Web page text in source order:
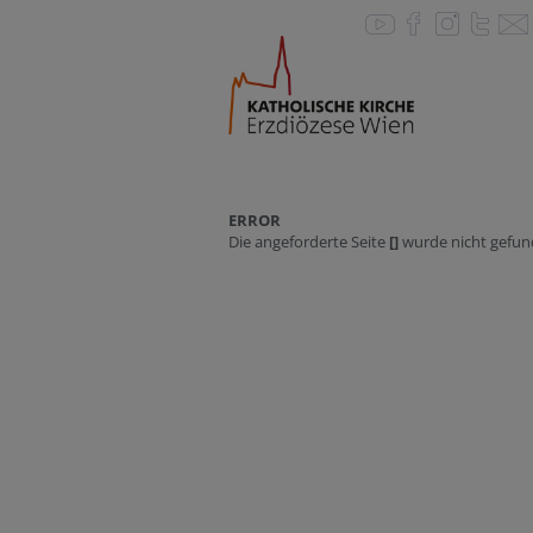
ERROR
Die angeforderte Seite []wurde nicht